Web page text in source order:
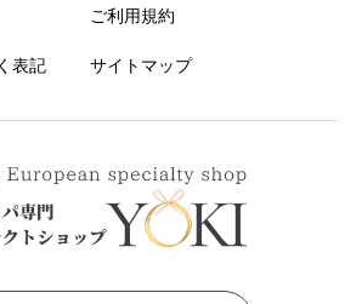
ご利用規約
表記 サイトマップ